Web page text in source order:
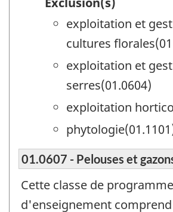
exploitation et
cultures
exploitation et
serres(01.0604)
exploitation
01.0607 - Pelouses et
Cette classe de
d'enseignement